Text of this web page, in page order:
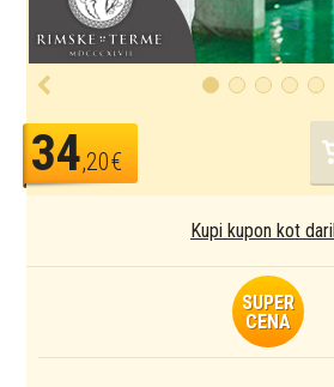
34,20€
Kupi kupon kot
SUPER
CENA